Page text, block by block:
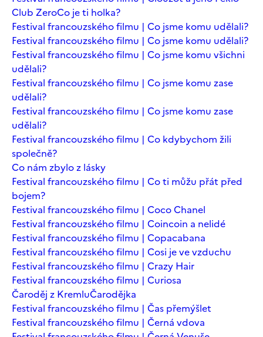
Club ZeroCo je ti holka?
Festival francouzského filmu | Co jsme komu udělali?
Festival francouzského filmu | Co jsme komu udělali?
Festival francouzského filmu | Co jsme komu všichni
udělali?
Festival francouzského filmu | Co jsme komu zase
udělali?
Festival francouzského filmu | Co jsme komu zase
udělali?
Festival francouzského filmu | Co kdybychom žili
společně?
Co nám zbylo z lásky
Festival francouzského filmu | Co ti můžu přát před
bojem?
Festival francouzského filmu | Coco Chanel
Festival francouzského filmu | Coincoin a nelidé
Festival francouzského filmu | Copacabana
Festival francouzského filmu | Cosi je ve vzduchu
Festival francouzského filmu | Crazy Hair
Festival francouzského filmu | Curiosa
Čaroděj z KremluČarodějka
Festival francouzského filmu | Čas přemýšlet
Festival francouzského filmu | Černá vdova